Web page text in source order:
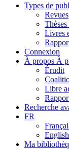
Types de
Revues
Livres
Connexion
À propos À
Érudit
Libre
Recherche
FR
English
Ma